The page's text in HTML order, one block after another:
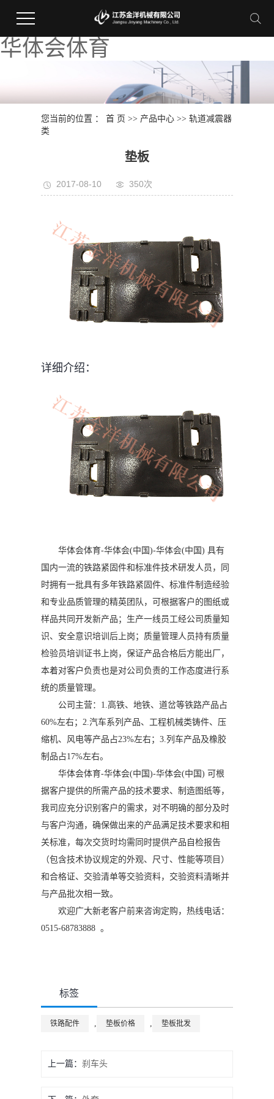
华体会体育
您当前的位置 ：首 页 >> 产品中心 >>轨道减震器
类
垫板
2017-08-10 350次
详细介绍：
华体会体育-华体会(中国)-华体会(中国) 具有
国内一流的铁路紧固件和标准件技术研发人员，同
时拥有一批具有多年铁路紧固件、标准件制造经验
和专业品质管理的精英团队，可根据客户的图纸或
样品共同开发新产品；生产一线员工经公司质量知
识、安全意识培训后上岗；质量管理人员持有质量
检验员培训证书上岗，保证产品合格后方能出厂，
本着对客户负责也是对公司负责的工作态度进行系
统的质量管理。
公司主营：1.高铁、地铁、道岔等铁路产品占
60%左右；2.汽车系列产品、工程机械类铸件、压
缩机、风电等产品占23%左右；3.列车产品及橡胶
制品占17%左右。
华体会体育-华体会(中国)-华体会(中国) 可根
据客户提供的所需产品的技术要求、制造图纸等，
我司应充分识别客户的需求，对不明确的部分及时
与客户沟通，确保做出来的产品满足技术要求和相
关标准，每次交货时均需同时提供产品自检报告
（包含技术协议规定的外观、尺寸、性能等项目）
和合格证、交验清单等交验资料，交验资料清晰并
与产品批次相一致。
欢迎广大新老客户前来咨询定购，热线电话：
0515-68783888 。
标签
铁路配件 垫板价格 垫板批发
上一篇： 刹车头